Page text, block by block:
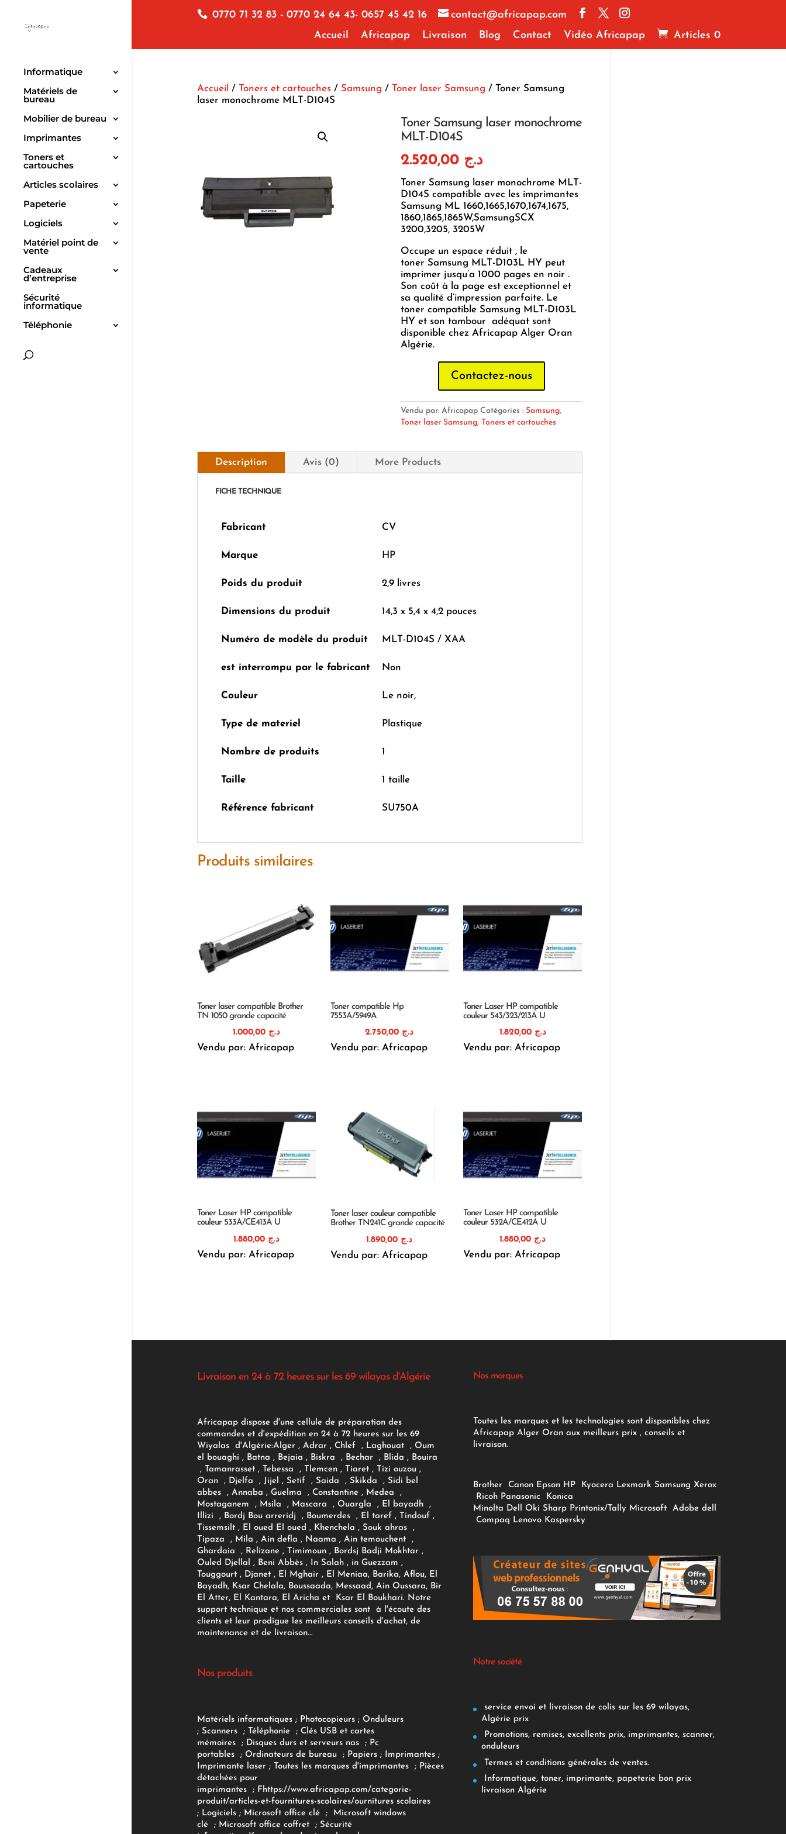
0770 71 32 83 - 0770 24 64 43- 0657 45 42 16
contact@africapap.com
Accueil
Africapap Livraison Blog Contact Vidéo Africapap Articles 0
Informatique
Matériels de
bureau
Mobilier de bureau
Imprimantes
Toners et
cartouches
Articles scolaires
Papeterie
Logiciels
Matériel point de
vente
Cadeaux
d’entreprise
Sécurité
informatique
Téléphonie
Accueil / Toners et cartouches/ Samsung / Toner laser Samsung / Toner Samsung
laser monochrome MLT-D104S
Toner Samsung laser monochrome
MLT-D104S
د.ج 2.520,00
Toner Samsung laser monochrome MLT-
D104S compatible avec les imprimantes
Samsung ML 1660,1665,1670,1674,1675,
1860,1865,1865W,SamsungSCX
3200,3205, 3205W
Occupe un espace réduit , le
toner Samsung MLT-D103L HY peut
imprimer jusqu’a 1000 pages en noir .
Son coût à la page est exceptionnel et
sa qualité d’impression parfaite. Le
toner compatible Samsung MLT-D103L
HY et son tambour adéquat sont
disponible chez Africapap Alger Oran
Algérie.
Contactez-nous
Vendu par: Africapap Catégories : Samsung,
Toner laser Samsung, Toners et cartouches
Description Avis (0) More Products
FICHE TECHNIQUE
Fabricant CV
Marque HP
Poids du produit 2,9 livres
Dimensions du produit 14,3 x 5,4 x 4,2 pouces
Numéro de modèle du produit MLT-D104S / XAA
est interrompu par le fabricant Non
Couleur Le noir,
Type de materiel Plastique
Nombre de produits 1
Taille 1 taille
Référence fabricant SU750A
Produits similaires
Toner laser compatible Brother
TN 1050 grande capacité
د.ج 1.000,00
Vendu par: Africapap
Toner compatible Hp
7553A/5949A
د.ج
Vendu par: Africapap
Toner Laser HP compatible
couleur 543/323/213A U
د.ج 1.820,00
Vendu par: Africapap
Toner Laser HP compatible
couleur 533A/CE413A U
د.ج 1.880,00
Vendu par: Africapap
Toner laser couleur compatible
Brother TN241C grande capacité
د.ج
Vendu par: Africapap
Toner Laser HP compatible
couleur 532A/CE412A U
د.ج
Vendu par: Africapap
Livraison en 24 à 72 heures sur les 69 wilayas d'Algérie
Africapap dispose d'une cellule de préparation des
commandes et d'expédition en 24 à 72 heures sur les 69
Wiyalas d'Algérie:Alger , Adrar, Chlef , Laghouat , Oum
el bouaghi , Batna , Bejaia , Biskra , Bechar , Blida , Bouira
, Tamanrasset , Tebessa , Tlemcen , Tiaret , Tizi ouzou ,
Oran , Djelfa , Jijel , Setif , Saida , Skikda , Sidi bel
abbes , Annaba , Guelma , Constantine , Medea ,
Mostaganem , Msila , Mascara , Ouargla , El bayadh ,
Illizi , Bordj Bou arreridj , Boumerdes , El taref , Tindouf ,
Tissemsilt , El oued El oued , Khenchela , Souk ahras ,
Tipaza , Mila , Ain defla , Naama , Ain temouchent ,
Ghardaia , Relizane , Timimoun , Bordsj Badji Mokhtar ,
Ouled Djellal , Beni Abbès , In Salah , in Guezzam ,
Touggourt , Djanet , El Mghair , El Meniaa, Barika, Aflou, El
Bayadh, Ksar Chelala, Boussaada, Messaad, Ain Oussara, Bir
El Atter, El Kantara, El Aricha et Ksar El Boukhari. Notre
support technique et nos commerciales sont à l'écoute des
clients et leur prodigue les meilleurs conseils d'achat, de
maintenance et de livraison...
Nos produits
Matériels informatiques; Photocopieurs; Onduleurs
; Scanners ; Téléphonie ; Clés USB et cartes
mémoires
; Disques durs et serveurs nas ; Pc
portables
; Ordinateurs de bureau ; Papiers; Imprimantes;
Imprimante laser; Toutes les marques d'imprimantes ; Pièces
détachées pour
imprimantes
; F https://www.africapap.com/categorie-
produit/articles-et-fournitures-scolaires/ournitures scolaires
; Logiciels ; Microsoft office clé ;
Microsoft windows
clé; Microsoft office coffret ; Sécurité
Nos marques
Toutes les marques et les technologies sont disponibles chez
Africapap Alger Oran aux meilleurs prix , conseils et
livraison.
Brother Canon Epson HP Kyocera Lexmark Samsung Xerox
Ricoh Panasonic
Konica
Minolta Dell Oki Sharp Printonix/Tally Microsoft Adobe dell
Compaq Lenovo Kaspersky
Notre société
service envoi et livraison de colis sur les 69 wilayas,
Algérie prix
Promotions, remises, excellents prix, imprimantes, scanner,
onduleurs
Termes et conditions générales de ventes.
Informatique, toner, imprimante, papeterie bon prix
livraison Algérie